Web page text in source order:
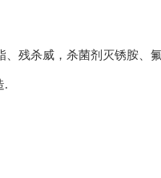
残杀威，杀菌剂灭锈胺、
.